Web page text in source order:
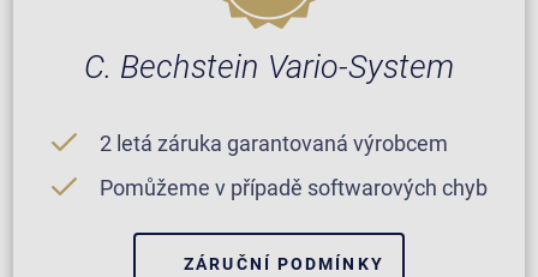
C. Bechstein Vario-System
2 letá záruka garantovaná výrobcem
Pomůžeme v případě softwarových chyb
ZÁRUČNÍ PODMÍNKY